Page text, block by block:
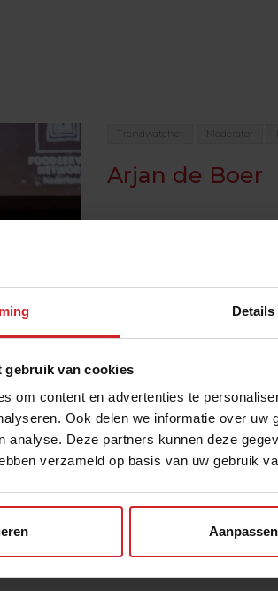
Details
gebruik van cookies
om content en advertenties te
Ook delen we informatie over
analyse. Deze partners kunnen deze
verzameld op basis van uw gebruik
Aanpassen
Trendwatcher Moderator
Arjan de Boer
Arjan de Boer is een
van Foodservice